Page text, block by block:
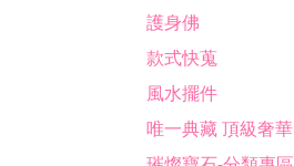
護身佛
款式快蒐
風水擺件
唯一典藏 頂級奢華